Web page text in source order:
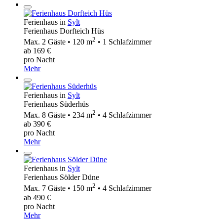
Ferienhaus in Sylt
Ferienhaus Dorfteich Hüs
Max. 2 Gäste • 120 m2 • 1 Schlafzimmer
ab 169 €
pro Nacht
Mehr
Ferienhaus in Sylt
Ferienhaus Süderhüs
Max. 8 Gäste • 234 m2 • 4 Schlafzimmer
ab 390 €
pro Nacht
Mehr
Ferienhaus in Sylt
Ferienhaus Sölder Düne
Max. 7 Gäste • 150 m2 • 4 Schlafzimmer
ab 490 €
pro Nacht
Mehr